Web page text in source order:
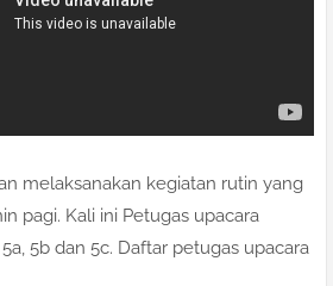
melaksanakan kegiatan rutin yang
pagi. Kali ini Petugas upacara
5b dan 5c. Daftar petugas upacara